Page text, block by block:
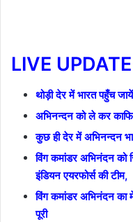
LIVE UPDATE
थोड़ी देर में भारत पहुँच
अभिनन्दन को ले कर
कुछ ही देर में अभिनन्दन
विंग कमांडर अभिनंदन को
इंडियन एयरफोर्स की टीम,
विंग कमांडर अभिनंदन का
पूरी